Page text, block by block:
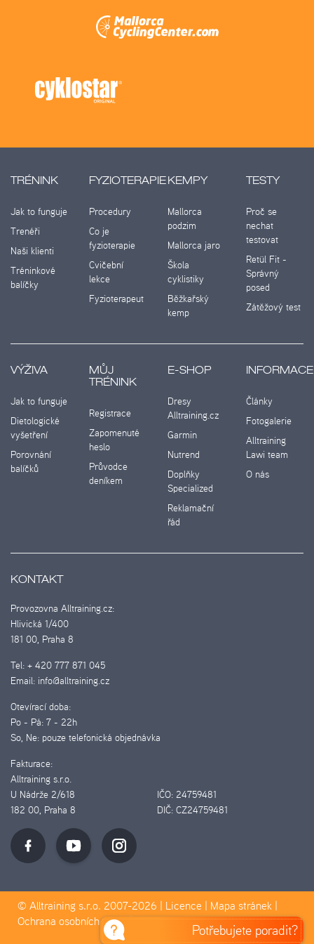
Potřebujete poradit?
TRÉNINK
Jak to funguje
Trenéři
Naši klienti
Tréninkové
balíčky
FYZIOTERAPIE
Procedury
Co je
fyzioterapie
Cvičební
lekce
Fyzioterapeut
KEMPY
Mallorca
podzim
Mallorca jaro
Škola
cyklistiky
Běžkařský
kemp
TESTY
Proč se
nechat
testovat
Retül Fit -
Správný
posed
Zátěžový test
VÝŽIVA
Jak to funguje
Dietologické
vyšetření
Porovnání
balíčků
MŮJ
TRÉNINK
Registrace
Zapomenuté
heslo
Průvodce
deníkem
E-SHOP
Dresy
Alltraining.cz
Garmin
Nutrend
Doplňky
Specialized
Reklamační
řád
INFORMACE
Články
Fotogalerie
Alltraining
Lawi team
O nás
KONTAKT
Provozovna Alltraining.cz:
Hlivická 1/400
181 00, Praha 8
Tel: + 420 777 871 045
Email: info@alltraining.cz
Otevírací doba:
Po - Pá: 7 - 22h
So, Ne: pouze telefonická objednávka
Fakturace:
Alltraining s.r.o.
U Nádrže 2/618
IČO: 24759481
182 00, Praha 8
DIČ: CZ24759481
© Alltraining s.r.o. 2007-2026 | Licence | Mapa stránek |
Ochrana osobních údajů|Pravidla Cookies
D&D&H Pilotmedia